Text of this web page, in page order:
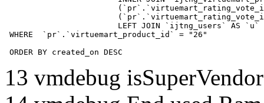
WHERE  `pr`.`virtuemart_product_id` = "26"
ORDER BY created_on DESC
13 vmdebug